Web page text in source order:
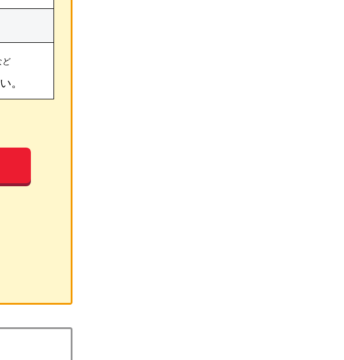
ど
。